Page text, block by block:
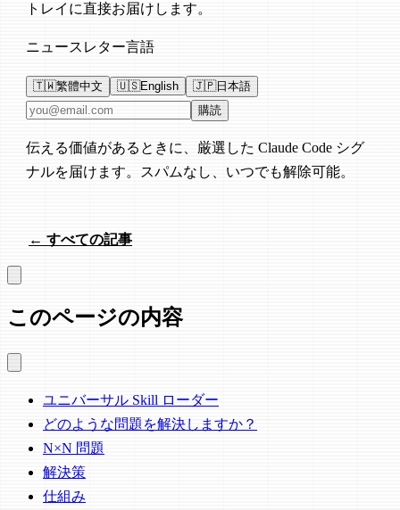
トレイに直接お届けします。
ニュースレター言語
🇹🇼繁體中文 🇺🇸English 🇯🇵日本語
メールアドレス 購読
伝える価値があるときに、厳選した Claude Code シグ
ナルを届けます。スパムなし、いつでも解除可能。
← すべての記事
このページの内容
ユニバーサル Skill ローダー
どのような問題を解決しますか？
N×N 問題
解決策
仕組み